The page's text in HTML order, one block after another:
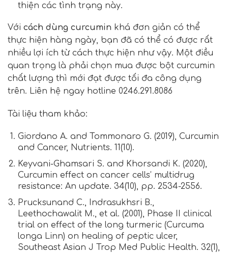
thiện các tình trạng này.
Với cách dùng curcumin khá đơn giản có thể
thực hiện hàng ngày, bạn đã có thể có được rất
nhiều lợi ích từ cách thực hiện như vậy. Một điều
quan trọng là phải chọn mua được bột curcumin
chất lượng thì mới đạt được tối đa công dụng
trên. Liên hệ ngay hotline 0246.291.8086
Tài liệu tham khảo:
Giordano A. and Tommonaro G. (2019), Curcumin
and Cancer, Nutrients. 11(10).
Keyvani-Ghamsari S. and Khorsandi K. (2020),
Curcumin effect on cancer cells’ multidrug
resistance: An update. 34(10), pp. 2534-2556.
Prucksunand C., Indrasukhsri B.,
Leethochawalit M., et al. (2001), Phase II clinical
trial on effect of the long turmeric (Curcuma
longa Linn) on healing of peptic ulcer,
Southeast Asian J Trop Med Public Health. 32(1),